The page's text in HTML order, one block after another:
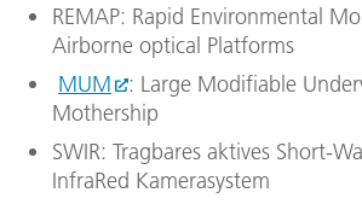
REMAP: Rapid Environmental
Airborne optical Platforms
MUM
: Large Modifiable
Mothership
SWIR: Tragbares aktives Short-
InfraRed Kamerasystem